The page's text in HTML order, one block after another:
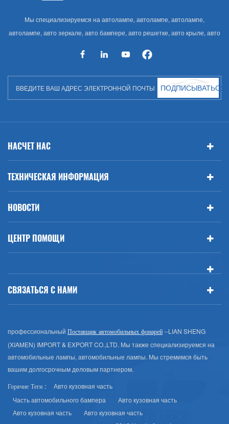
Мы специализируемся на автолампе, автолампе, автолампе,
автолампе, авто зеркале, авто бампере, авто решетке, авто крыле, авто
автозапчастей для Audi, VW, Benz, BMW
ПОДПИСЫВАТЬСЯ
НАСЧЕТ НАС
ТЕХНИЧЕСКАЯ ИНФОРМАЦИЯ
НОВОСТИ
ЦЕНТР ПОМОЩИ
СВЯЗАТЬСЯ С НАМИ
профессиональный Поставщик автомобильных фонарей--LIAN SHENG
(XIAMEN) IMPORT & EXPORT CO.,LTD. Мы также специализируемся на
автомобильные лампы, автомобильные лампы. Мы стремимся быть
вашим долгосрочным деловым партнером.
Горячие Теги :
Авто кузовная часть
Часть автомобильного бампера
Авто кузовная часть
Авто кузовная часть
Авто кузовная часть